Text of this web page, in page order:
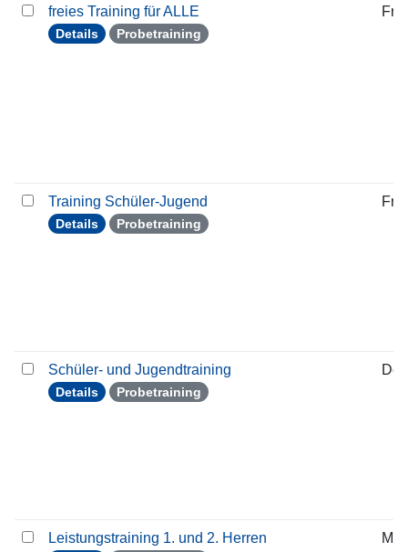
freies Training für ALLE
Details Probetraining
Training Schüler-Jugend
Details Probetraining
Schüler- und Jugendtraining
Details Probetraining
Leistungstraining 1. und 2. Herren